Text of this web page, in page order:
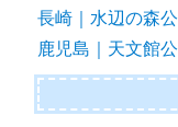
長崎｜水辺の森
鹿児島｜天文館